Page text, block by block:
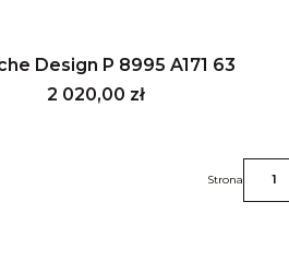
Design P 8995 A171 63
Cena
2 020,00 zł
Strona